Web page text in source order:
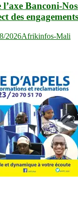
Banconi-
des engagements
2026Afrikinfos-Mali